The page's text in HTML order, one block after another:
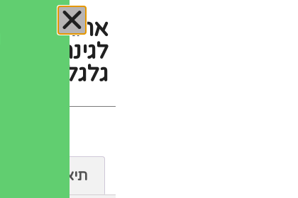
ארגז כלים
לגינה על
גלגלים
תיאור